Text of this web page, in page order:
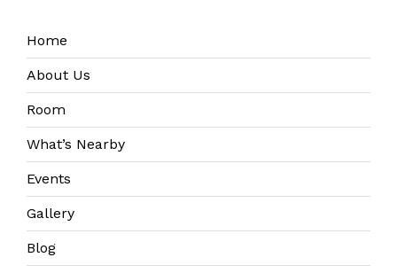
Home
About Us
Room
What’s Nearby
Events
Gallery
Blog